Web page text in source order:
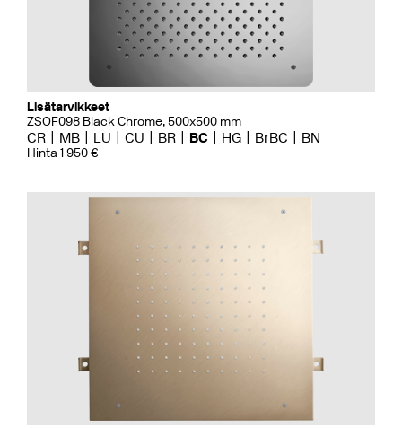
Lisätarvikkeet
ZSOF098 Black Chrome, 500x500 mm
CR MB LU CU BR BC HG BrBC BN
Hinta 1 950 €